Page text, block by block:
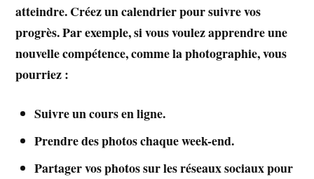
atteindre. Créez un calendrier pour suivre vos
progrès. Par exemple, si vous voulez apprendre une
nouvelle compétence, comme laphotographie, vous
pourriez :
Suivre un cours en ligne.
Prendre des photos chaque week-end.
Partager vos photos sur les réseaux sociaux pour